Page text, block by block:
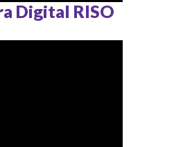
Digital RISO